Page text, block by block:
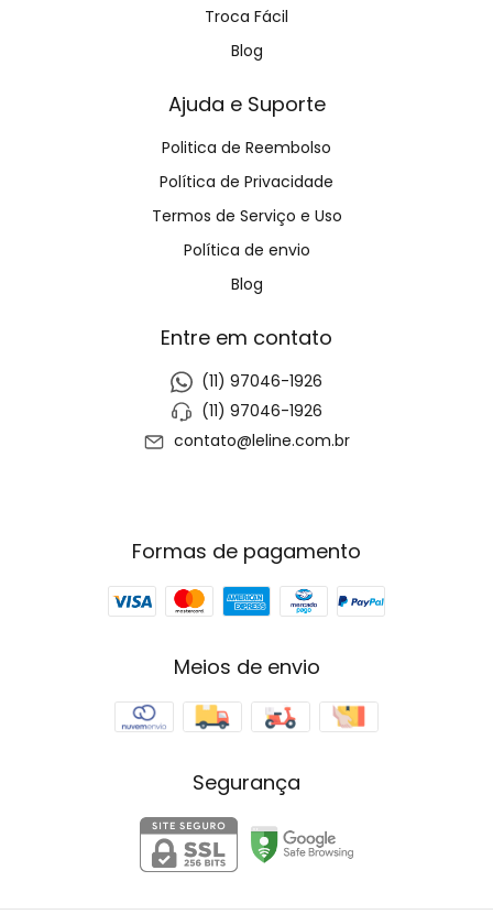
Troca Fácil
Blog
Ajuda e Suporte
Politica de Reembolso
Política de Privacidade
Termos de Serviço e Uso
Política de envio
Blog
Entre em contato
(11) 97046-1926
(11) 97046-1926
contato@leline.com.br
Formas de pagamento
Meios de envio
Segurança